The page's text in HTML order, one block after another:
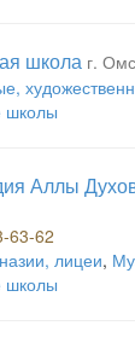
школа г.
школы
Аллы
63-62
лицеи,
школы